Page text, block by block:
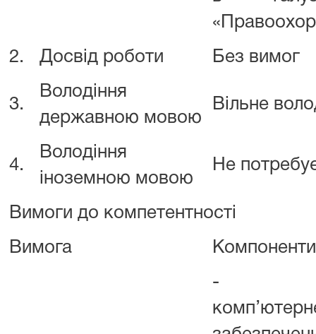
2. Досвід роботи Без вимог
3.
Володіння
державною мовою
Вільне
4.
Володіння
іноземною мовою
Не
Вимоги до компетентності
Вимога
-